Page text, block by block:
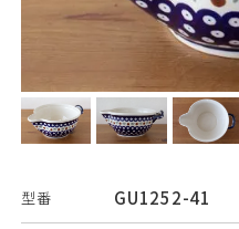
型番 GU1252-41